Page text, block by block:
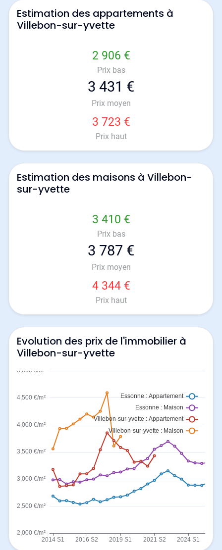
Estimation des appartements à
Villebon-sur-yvette
2 906 €
Prix bas
3 431 €
Prix moyen
3 723 €
Prix haut
Estimation des maisons à Villebon-
sur-yvette
3 410 €
Prix bas
3 787 €
Prix moyen
4 344 €
Prix haut
Evolution des prix de l'immobilier à
Villebon-sur-yvette